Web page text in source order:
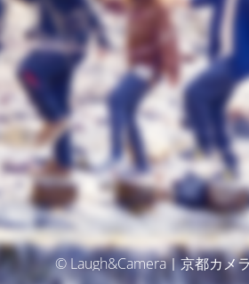
© Laugh&Camera｜京都カメ